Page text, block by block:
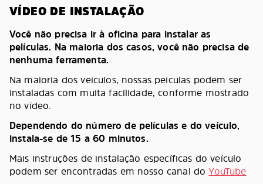
VÍDEO DE INSTALAÇÃO
Você não precisa ir à oficina para instalar as
películas. Na maioria dos casos, você não precisa de
nenhuma ferramenta.
Na maioria dos veículos, nossas peículas podem ser
instaladas com muita facilidade, conforme mostrado
no vídeo.
Dependendo do número de películas e do veículo,
instala-se de 15 a 60 minutos.
Mais instruções de instalação específicas do veículo
podem ser encontradas em nosso canal doYouTube